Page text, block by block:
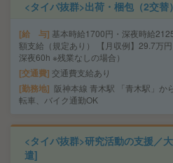
<タイパ抜群>出荷・梱包（2交替
給 与 基本時給1700円・深夜時給
額支給（規定あり） 【月収例】29.7万
深夜60h ※残業なしの場合）
交通費 交通費支給あり
勤務地
阪神本線 青木駅 「青木駅」か
転車、バイク通勤OK
<タイパ抜群>研究活動の支援／
遣]